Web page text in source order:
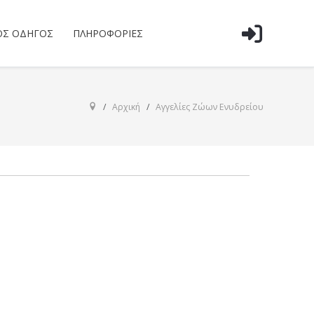
ΟΔΗΓΌΣ ΠΛΗΡΟΦΟΡΊΕΣ
Αρχική Αγγελίες Ζώων Ενυδρείου